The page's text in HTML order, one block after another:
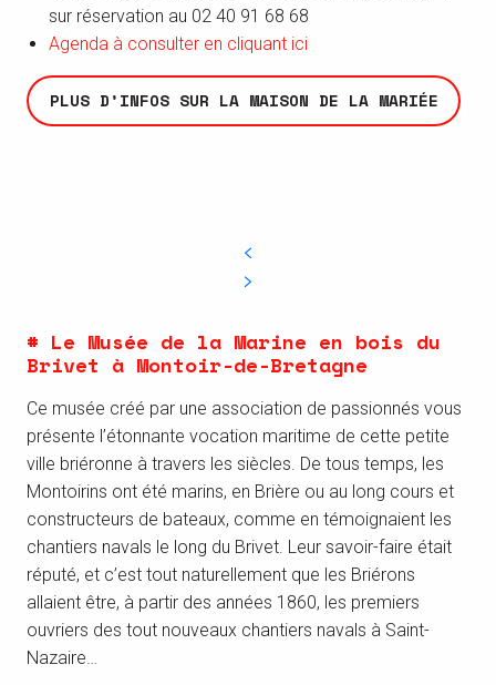
sur réservation au 02 40 91 68 68
Agenda à consulter en cliquant ici
PLUS D’INFOS SUR LA MAISON DE LA MARIÉE
# Le Musée de la Marine en bois du
Brivet à Montoir-de-Bretagne
Ce musée créé par une association de passionnés vous
présente l’étonnante vocation maritime de cette petite
ville briéronne à travers les siècles. De tous temps, les
Montoirins ont été marins, en Brière ou au long cours et
constructeurs de bateaux, comme en témoignaient les
chantiers navals le long du Brivet. Leur savoir-faire était
réputé, et c’est tout naturellement que les Briérons
allaient être, à partir des années 1860, les premiers
ouvriers des tout nouveaux chantiers navals à Saint-
Nazaire…